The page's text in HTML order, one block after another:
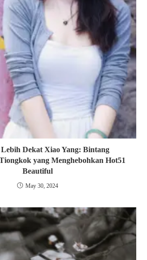
Dekat Xiao Yang: Bintang
yang Menghebohkan Hot51
Beautiful
May 30, 2024